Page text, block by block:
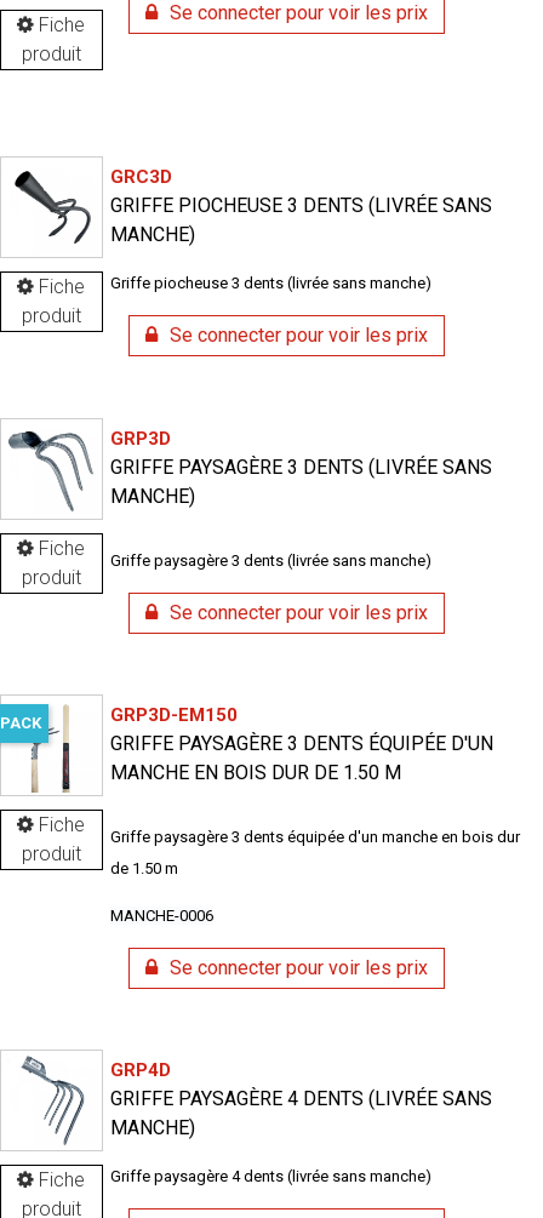
Fiche
produit
Se connecter pour voir les prix
Fiche
produit
GRC3D
GRIFFE PIOCHEUSE 3 DENTS (LIVRÉE SANS
MANCHE)
Griffe piocheuse 3 dents (livrée sans manche)
Se connecter pour voir les prix
Fiche
produit
GRP3D
GRIFFE PAYSAGÈRE 3 DENTS (LIVRÉE SANS
MANCHE)
Griffe paysagère 3 dents (livrée sans manche)
Se connecter pour voir les prix
Fiche
produit
PACK GRP3D-EM150
GRIFFE PAYSAGÈRE 3 DENTS ÉQUIPÉE D'UN
MANCHE EN BOIS DUR DE 1.50 M
Griffe paysagère 3 dents équipée d'un manche en bois dur
de 1.50 m
MANCHE-0006
Se connecter pour voir les prix
Fiche
produit
GRP4D
GRIFFE PAYSAGÈRE 4 DENTS (LIVRÉE SANS
MANCHE)
Griffe paysagère 4 dents (livrée sans manche)